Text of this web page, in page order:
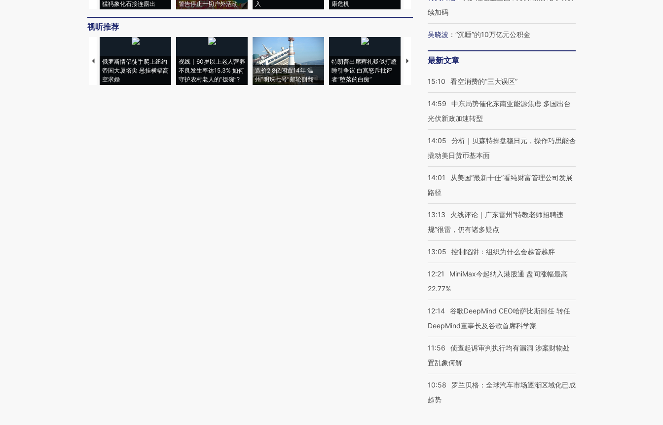
猛犸象化石接连露出
警告停止一切户外活动
入
康危机
视听推荐
俄罗斯情侣徒手爬上纽约
帝国大厦塔尖 悬挂横幅高
空求婚
视线｜60岁以上老人营养
不良发生率达15.3% 如何
守护农村老人的“饭碗”?
造价2.8亿闲置14年 温
州“明珠七号”邮轮侧翻
特朗普出席葬礼疑似打瞌
睡引争议 白宫怒斥批评
者“堕落的白痴”
视线｜全球最热百城独占
阿根廷3-0阿尔及利亚
续加码
吴晓波 ： “沉睡”的10万亿元公积金
最新文章
15:10 看空消费的“三大误区”
14:59
中东局势催化东南亚能源焦虑 多国出台
光伏新政加速转型
14:05
分析｜贝森特操盘稳日元，操作巧思能否
撬动美日货币基本面
14:01
从美国“最新十佳”看纯财富管理公司发展
路径
13:13
火线评论｜广东雷州“特教老师招聘违
规”很雷，仍有诸多疑点
13:05 控制陷阱：组织为什么会越管越胖
12:21
MiniMax今起纳入港股通 盘间涨幅最高
22.77%
12:14 谷歌DeepMind CEO哈萨比斯卸任 转任
DeepMind董事长及谷歌首席科学家
11:56
侦查起诉审判执行均有漏洞 涉案财物处
置乱象何解
10:58
罗兰贝格：全球汽车市场逐渐区域化已成
趋势